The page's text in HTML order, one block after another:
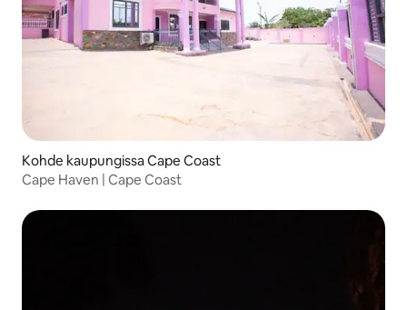
Kohde kaupungissa Cape Coast
Cape Haven | Cape Coast